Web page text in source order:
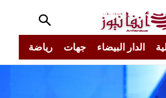
الدار البيضاء جهات رياضة